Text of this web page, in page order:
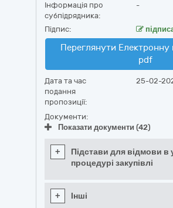
Інформація про
субпідрядника:
-
Підпис:
Переглянути Електронну
pdf
Дата та час
подання
пропозиції:
25-02-
Документи:
Показати документи (42)
+
Підстави для відмови в
процедурі закупівлі
+ Інші